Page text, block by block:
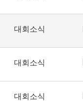
대회소식
대회소식
대회소식